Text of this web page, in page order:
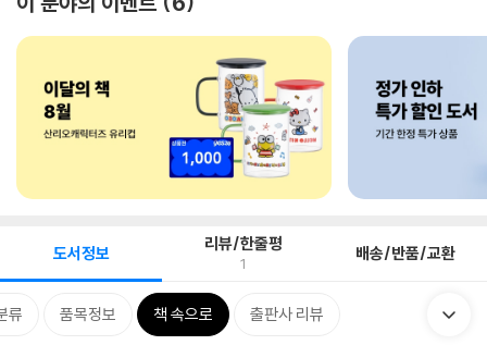
도서정보 리뷰/한줄평
1 배송/반품/교환
류 품목정보 책 속으로 출판사 리뷰